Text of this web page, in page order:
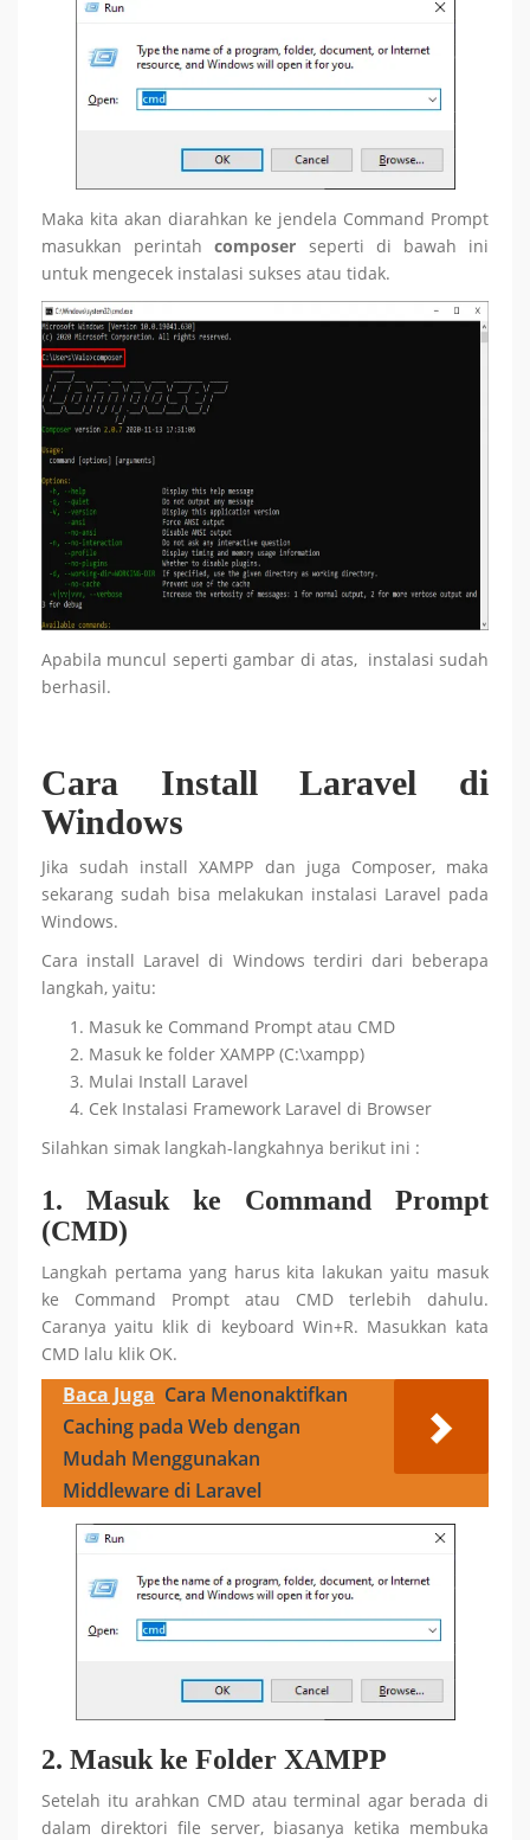
Maka kita akan diarahkan ke jendela Command Prompt
masukkan perintahcomposer seperti di bawah ini
untuk mengecek instalasi sukses atau tidak.
Apabila muncul seperti gambar di atas, instalasi sudah
berhasil.
Cara Install Laravel di
Windows
Jika sudah install XAMPP dan juga Composer, maka
sekarang sudah bisa melakukan instalasi Laravel pada
Windows.
Cara install Laravel di Windows terdiri dari beberapa
langkah, yaitu:
Masuk ke Command Prompt atau CMD
Masuk ke folder XAMPP (C:\xampp)
Mulai Install Laravel
Cek Instalasi Framework Laravel di Browser
Silahkan simak langkah-langkahnya berikut ini :
1. Masuk ke Command Prompt
(CMD)
Langkah pertama yang harus kita lakukan yaitu masuk
ke Command Prompt atau CMD terlebih dahulu.
Caranya yaitu klik di keyboard Win+R. Masukkan kata
CMD lalu klik OK.
Baca Juga Cara Menonaktifkan
Caching pada Web dengan
Mudah Menggunakan
Middleware di Laravel
2. Masuk ke Folder XAMPP
Setelah itu arahkan CMD atau terminal agar berada di
dalam direktori file server, biasanya ketika membuka